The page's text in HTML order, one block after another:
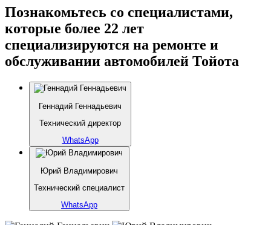
Познакомьтесь со специалистами,
которые более 22 лет
специализируются на ремонте и
обслуживании автомобилей Тойота
Геннадий Геннадьевич
Технический директор
WhatsApp
Юрий Владимирович
Технический специалист
WhatsApp